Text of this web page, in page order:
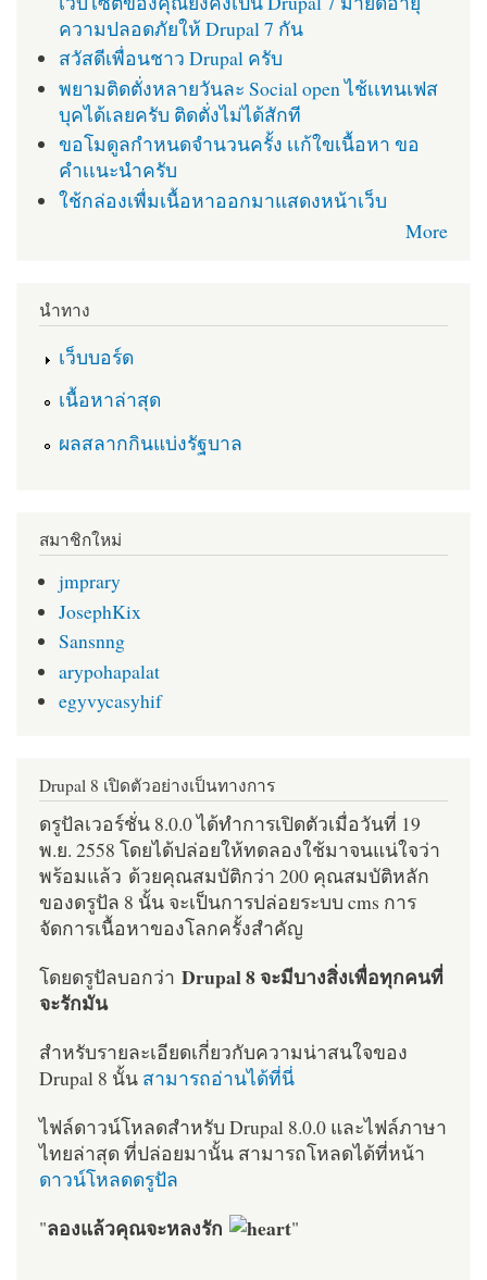
ความปลอดภัยให้ Drupal 7 กัน
สวัสดีเพื่อนชาว Drupal ครับ
พยามติดตั่งหลายวันละ Social open ไช้เเทนเฟส
บุคได้เลยครับ ติดตั่งไม่ได้สักที
ขอโมดูลกำหนดจำนวนครั้ง เเก้ใขเนื้อหา ขอ
คำเเนะนำครับ
ใช้กล่องเพื่มเนื้อหาออกมาแสดงหน้าเว็บ
More
นำทาง
เว็บบอร์ด
เนื้อหาล่าสุด
ผลสลากกินแบ่งรัฐบาล
สมาชิกใหม่
jmprary
JosephKix
Sansnng
arypohapalat
egyvycasyhif
Drupal 8 เปิดตัวอย่างเป็นทางการ
ดรูปัลเวอร์ชั่น 8.0.0 ได้ทำการเปิดตัวเมื่อวันที่ 19
พ.ย. 2558 โดยได้ปล่อยให้ทดลองใช้มาจนแน่ใจว่า
พร้อมแล้ว ด้วยคุณสมบัติกว่า 200 คุณสมบัติหลัก
ของดรูปัล 8 นั้น จะเป็นการปล่อยระบบ cms การ
จัดการเนื้อหาของโลกครั้งสำคัญ
โดยดรูปัลบอกว่า Drupal 8 จะมีบางสิ่งเพื่อทุกคนที่
จะรักมัน
สำหรับรายละเอียดเกี่ยวกับความน่าสนใจของ
Drupal 8 นั้น สามารถอ่านได้ที่นี่
ไฟล์ดาวน์โหลดสำหรับ Drupal 8.0.0 และไฟล์ภาษา
ไทยล่าสุด ที่ปล่อยมานั้น สามารถโหลดได้ที่หน้า
ดาวน์โหลดดรูปัล
"ลองแล้วคุณจะหลงรัก "